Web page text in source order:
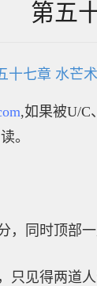
第五
十七章 水芒术
,如果被U/C
。
，同时顶部
只见得两道